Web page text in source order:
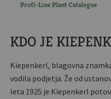
Profi-Line Plant Catalogue
KDO JE
Kiepenkerl, blagovna
vodila podjetja. Že od
leta 1925 je Kiepenkerl